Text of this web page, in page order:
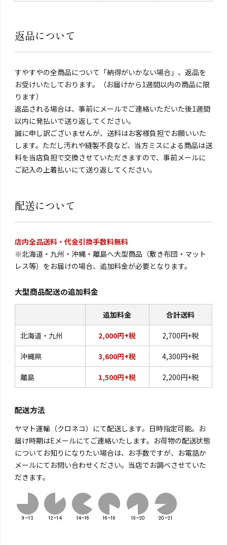
返品について
すやすやの全商品について「納得がいかない場合」、返品を
お受けいたしております。（お届けから1週間以内の商品に限
ります）
返品される場合は、事前にメールでご連絡いただいた後1週間
以内に発払いで送り返してください。
誠に申し訳ございませんが、送料はお客様負担でお願いいた
します。ただし汚れや縫製不良など、当方ミスによる商品は送
料を当店負担で交換させていただきますので、事前メールに
ご記入の上着払いにて送り返してください。
配送について
店内全品送料・代金引換手数料無料
※北海道・九州・沖縄・離島へ大型商品（敷き布団・マット
レス等）をお届けの場合、追加料金が必要となります。
大型商品配送の追加料金
追加料金 合計送料
北海道・九州 2,000円+税 2,700円+税
沖縄県 3,600円+税 4,300円+税
離島 1,500円+税 2,200円+税
配送方法
ヤマト運輸（クロネコ）にて配送します。日時指定可能。お
届け時期はEメールにてご連絡いたします。お荷物の配送状態
についてお知りになりたい場合は、お手数ですが、お電話か
メールにてお問い合わせください。当店でお調べさせていた
だきます。